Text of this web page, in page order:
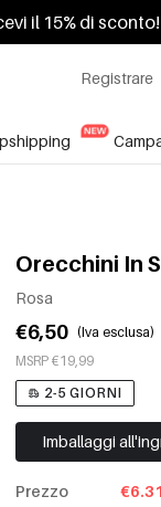
il 15% di
Registrare
Orecchini In
Rosa
€6,50 (Iva esclusa)
MSRP €19,99
2-5 GIORNI
Imballaggi
Prezzo
€6.31